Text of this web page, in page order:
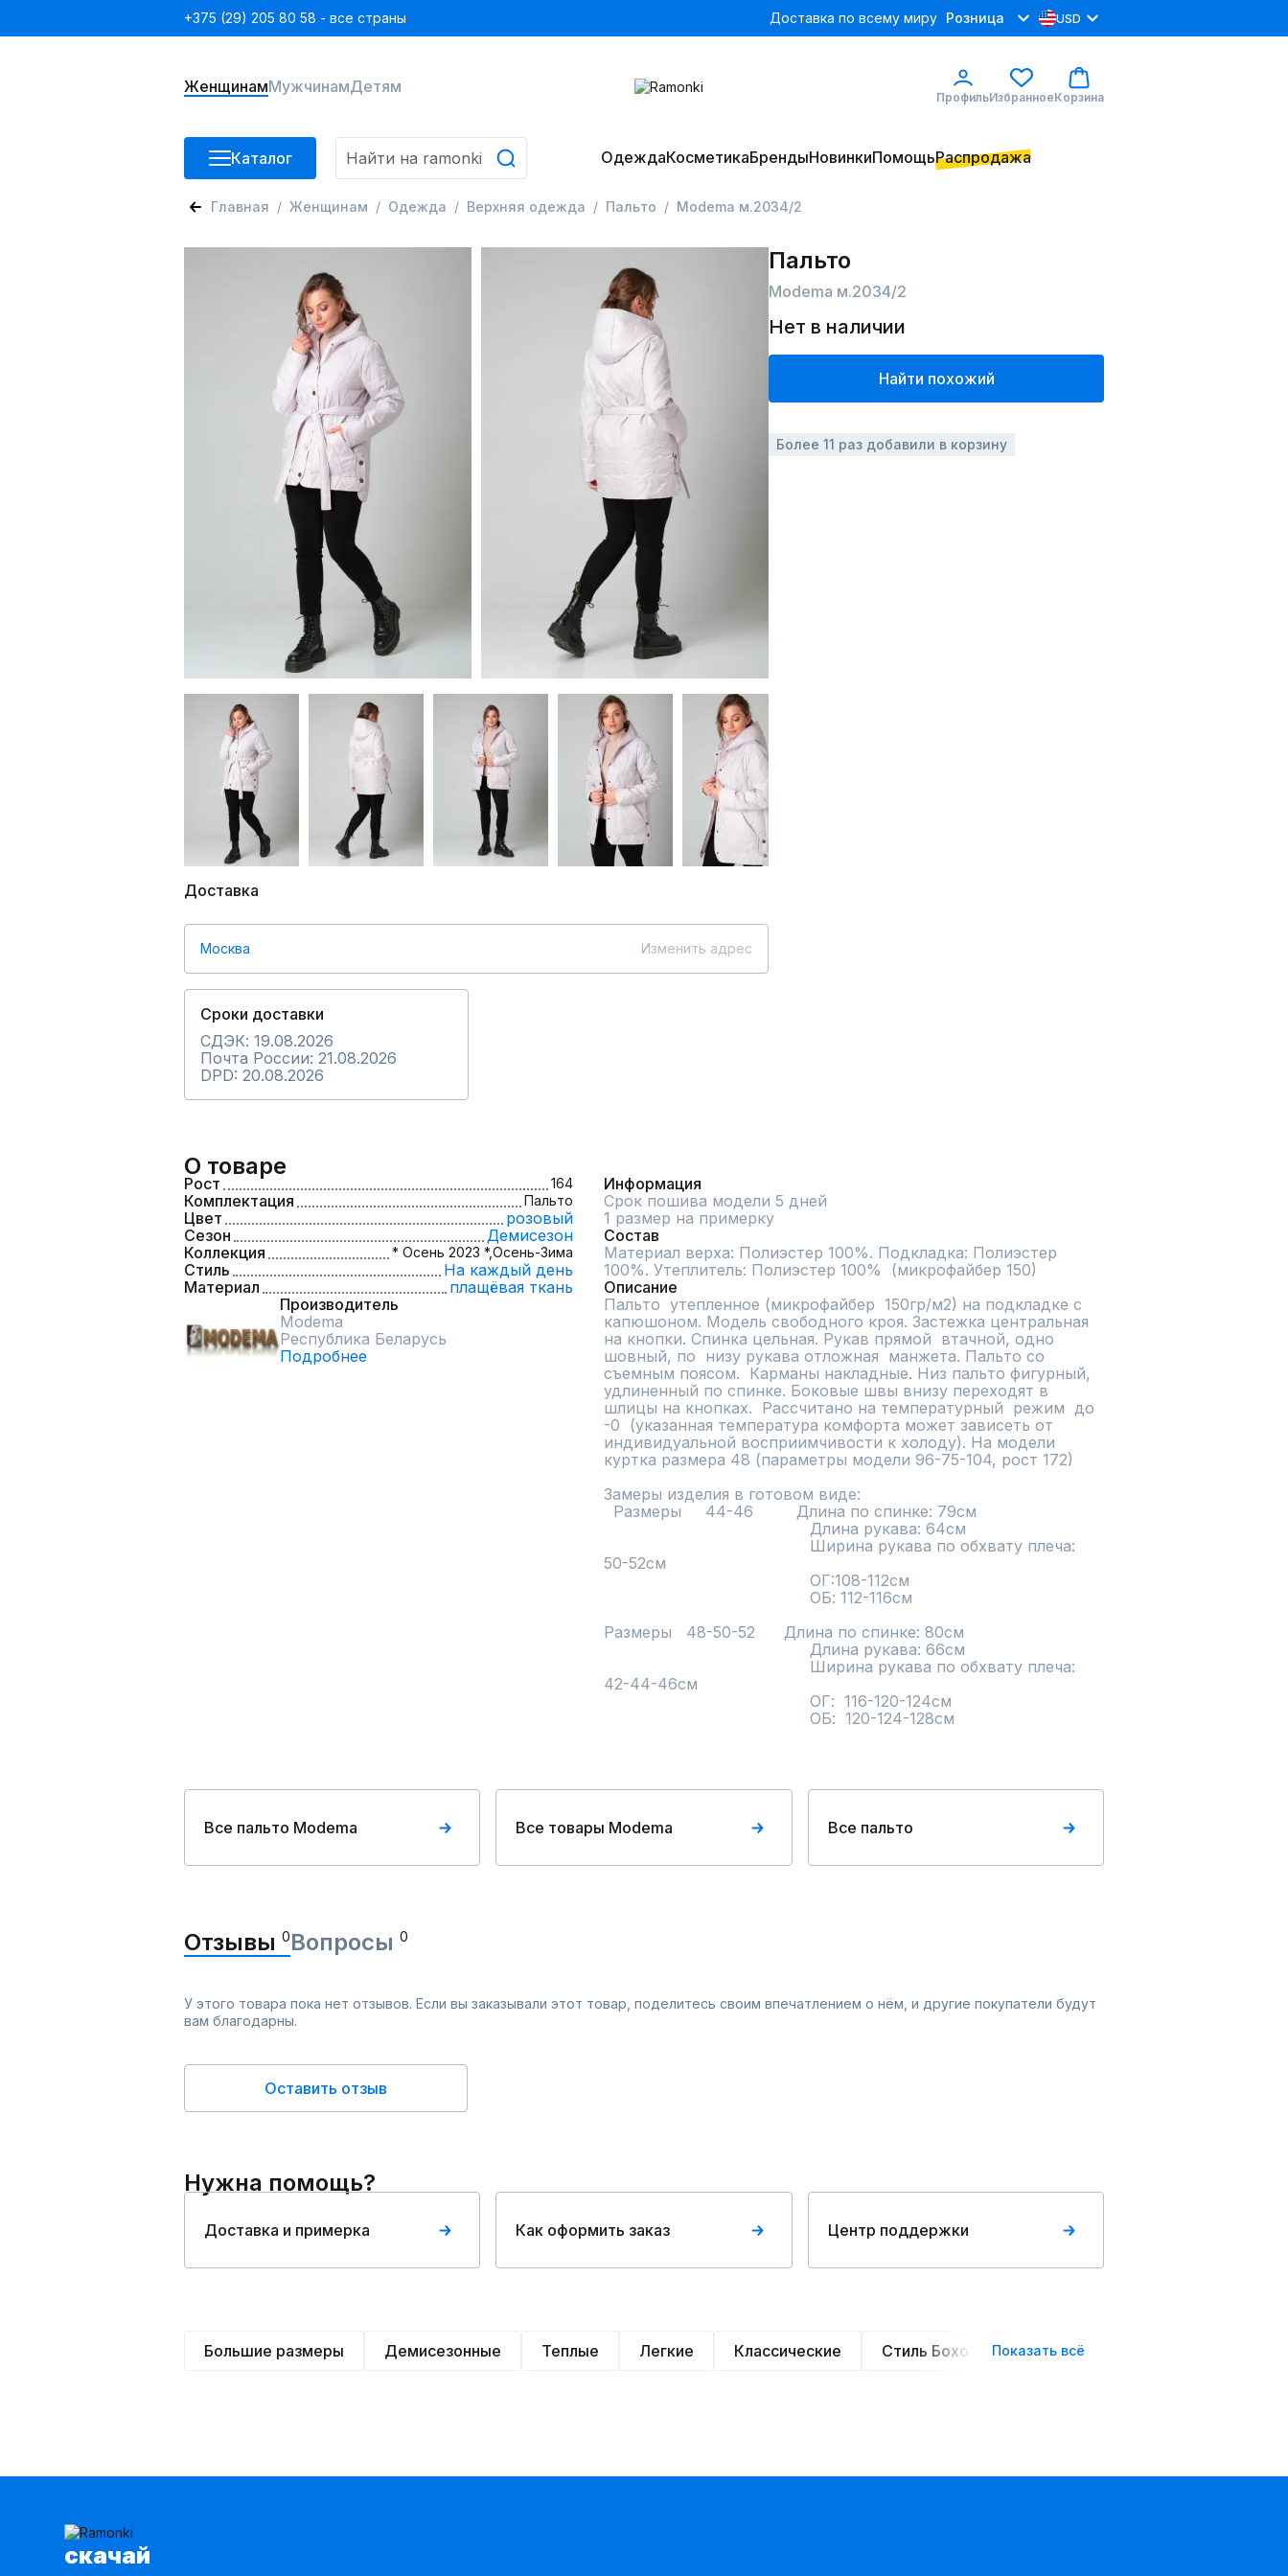
+375 (29) 205 80 58 - все страны Доставка по всему миру Розница USD
ЖенщинамМужчинамДетям
ПрофильИзбранноеКорзина
Каталог ОдеждаКосметикаБрендыНовинкиПомощьРаспродажа
Главная Женщинам Одежда Верхняя одежда Пальто Modema м.2034/2
Доставка
Москва Изменить адрес
Сроки доставки
СДЭК: 19.08.2026
Почта России: 21.08.2026
DPD: 20.08.2026
Пальто
Modema м.2034/2
Нет в наличии
Найти похожий
Более 11 раз добавили в корзину
О товаре
Рост 164
Комплектация Пальто
Цвет
розовый
Сезон
Демисезон
Коллекция
* Осень 2023 *,Осень-Зима
Стиль
На каждый день
Материал
плащёвая ткань
Производитель
Modema
Республика Беларусь
Подробнее
Информация
Срок пошива модели 5 дней
1 размер на примерку
Состав
Материал верха: Полиэстер 100%. Подкладка: Полиэстер
100%. Утеплитель: Полиэстер 100%  (микрофайбер 150)
Описание
Пальто  утепленное (микрофайбер  150гр/м2) на подкладке с
капюшоном. Модель свободного кроя. Застежка центральная
на кнопки. Спинка цельная. Рукав прямой  втачной, одно
шовный, по  низу рукава отложная  манжета. Пальто со
съемным поясом.  Карманы накладные. Низ пальто фигурный,
удлиненный по спинке. Боковые швы внизу переходят в
шлицы на кнопках.  Рассчитано на температурный  режим  до
-0  (указанная температура комфорта может зависеть от
индивидуальной восприимчивости к холоду). На модели
куртка размера 48 (параметры модели 96-75-104, рост 172)
Замеры изделия в готовом виде:
50-52см
Размеры   48-50-52      Длина по спинке: 80cм
42-44-46см
                                           ОБ:  120-124-128см
Все пальто Modema Все товары Modema Все пальто
Отзывы 0Вопросы 0
У этого товара пока нет отзывов. Если вы заказывали этот товар, поделитесь своим впечатлением о нём, и другие покупатели будут
вам благодарны.
Оставить отзыв
Нужна помощь?
Доставка и примерка Как оформить заказ Центр поддержки
Большие размеры Демисезонные Теплые Легкие Классические Стиль Бохо Элегантные
Показать всё
cкачай